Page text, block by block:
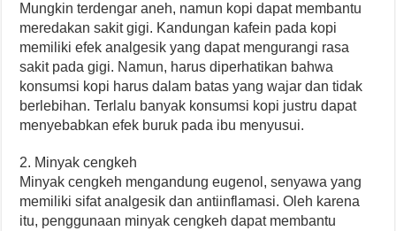
Mungkin terdengar aneh, namun kopi dapat membantu
meredakan sakit gigi. Kandungan kafein pada kopi
memiliki efek analgesik yang dapat mengurangi rasa
sakit pada gigi. Namun, harus diperhatikan bahwa
konsumsi kopi harus dalam batas yang wajar dan tidak
berlebihan. Terlalu banyak konsumsi kopi justru dapat
menyebabkan efek buruk pada ibu menyusui.
2. Minyak cengkeh
Minyak cengkeh mengandung eugenol, senyawa yang
memiliki sifat analgesik dan antiinflamasi. Oleh karena
itu, penggunaan minyak cengkeh dapat membantu